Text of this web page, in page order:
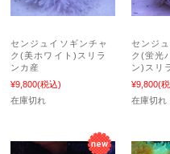
センジュイソギンチャ
ク(美ホワイト)スリラ
ンカ産
¥9,800(税込)
在庫切れ
センジ
ク(蛍光
ン)スリ
¥9,800(
在庫切れ